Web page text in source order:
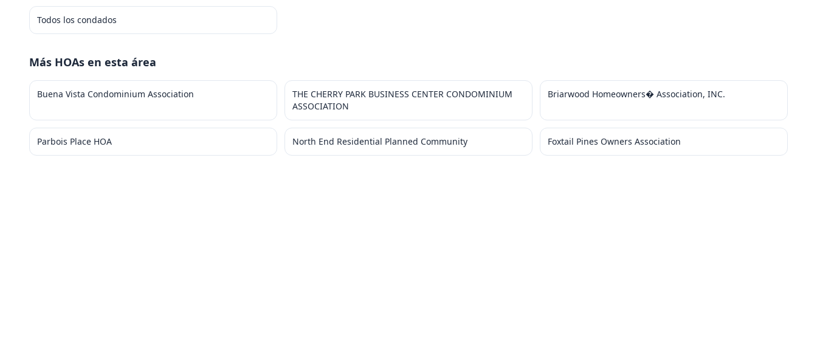
Todos los condados
Más HOAs en esta área
Buena Vista Condominium Association
THE CHERRY PARK BUSINESS CENTER CONDOMINIUM
ASSOCIATION
Briarwood Homeowners� Association, INC.
Parbois Place HOA North End Residential Planned Community Foxtail Pines Owners Association